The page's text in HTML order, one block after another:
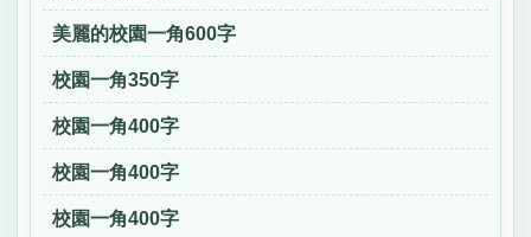
美麗的校園一角600字
校園一角350字
校園一角400字
校園一角400字
校園一角400字